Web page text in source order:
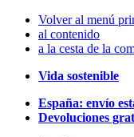
Volver al menú
al contenido
a la cesta de la
Vida sostenible
España: envío
Devoluciones